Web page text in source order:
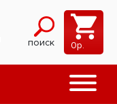
поиск 0р.